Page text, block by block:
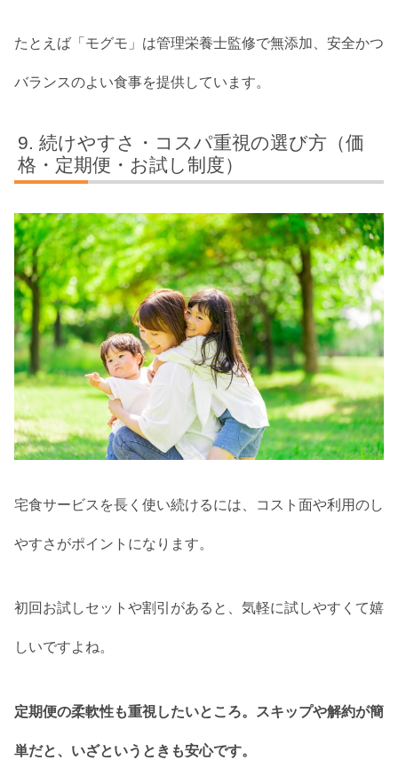
たとえば「モグモ」は管理栄養士監修で無添加、安全かつ
バランスのよい食事を提供しています。
続けやすさ・コスパ重視の選び方（価
格・定期便・お試し制度）
宅食サービスを長く使い続けるには、コスト面や利用のし
やすさがポイントになります。
初回お試しセットや割引があると、気軽に試しやすくて嬉
しいですよね。
定期便の柔軟性も重視したいところ。スキップや解約が簡
単だと、いざというときも安心です。